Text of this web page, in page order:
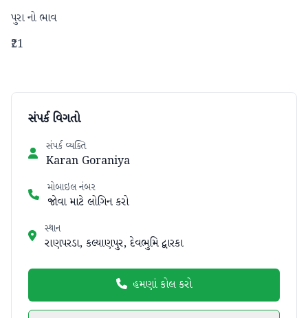
પુરા નો ભાવ
₹21
સંપર્ક વિગતો
સંપર્ક વ્યક્તિ
Karan Goraniya
મોબાઇલ નંબર
જોવા માટે લોગિન કરો
સ્થાન
રાણપરડા, કલ્યાણપુર, દેવભુમિ દ્વારકા
હમણાં કોલ કરો